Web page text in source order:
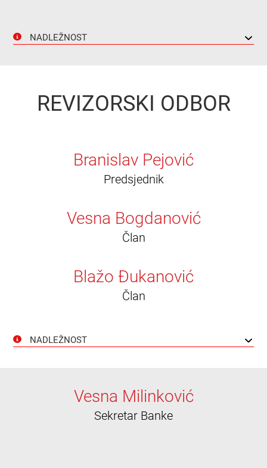
NADLEŽNOST
REVIZORSKI ODBOR
Branislav Pejović
Predsjednik
Vesna Bogdanović
Član
Blažo Đukanović
Član
NADLEŽNOST
Vesna Milinković
Sekretar Banke